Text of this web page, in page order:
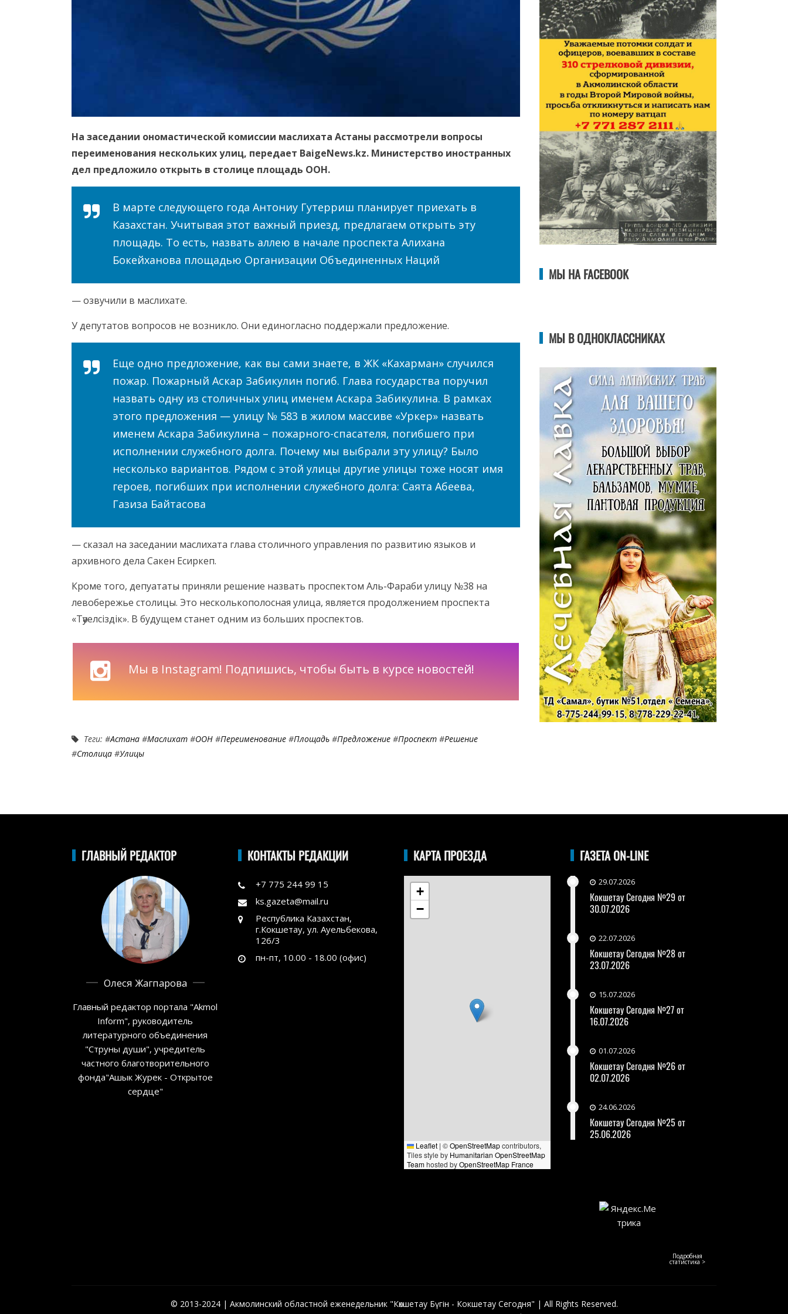
На заседании ономастической комиссии маслихата Астаны рассмотрели вопросы
переименования нескольких улиц, передает BaigeNews.kz. Министерство иностранных
дел предложило открыть в столице площадь ООН.
В марте следующего года Антониу Гутерриш планирует приехать в
Казахстан. Учитывая этот важный приезд, предлагаем открыть эту
площадь. То есть, назвать аллею в начале проспекта Алихана
Бокейханова площадью Организации Объединенных Наций
— озвучили в маслихате.
У депутатов вопросов не возникло. Они единогласно поддержали предложение.
Еще одно предложение, как вы сами знаете, в ЖК «Кахарман» случился
пожар. Пожарный Аскар Забикулин погиб. Глава государства поручил
назвать одну из столичных улиц именем Аскара Забикулина. В рамках
этого предложения — улицу № 583 в жилом массиве «Уркер» назвать
именем Аскара Забикулина – пожарного-спасателя, погибшего при
исполнении служебного долга. Почему мы выбрали эту улицу? Было
несколько вариантов. Рядом с этой улицы другие улицы тоже носят имя
героев, погибших при исполнении служебного долга: Саята Абеева,
Газиза Байтасова
— сказал на заседании маслихата глава столичного управления по развитию языков и
архивного дела Сакен Есиркеп.
Кроме того, депуататы приняли решение назвать проспектом Аль-Фараби улицу №38 на
левобережье столицы. Это несколькополосная улица, является продолжением проспекта
«Тәуелсіздік». В будущем станет одним из больших проспектов.
Мы в Instagram! Подпишись, чтобы быть в курсе новостей!
Теги: #Астана #Маслихат #ООН #Переименование #Площадь #Предложение #Проспект #Решение
#Столица #Улицы
МЫ НА FACEBOOK
МЫ В ОДНОКЛАССНИКАХ
ГЛАВНЫЙ РЕДАКТОР
Олеся Жагпарова
Главный редактор портала "Akmol
Inform", руководитель
литературного объединения
"Струны души", учредитель
частного благотворительного
фонда"Ашык Журек - Открытое
сердце"
КОНТАКТЫ РЕДАКЦИИ
+7 775 244 99 15
ks.gazeta@mail.ru
Республика Казахстан,
г.Кокшетау, ул. Ауельбекова,
126/3
пн-пт, 10.00 - 18.00 (офис)
КАРТА ПРОЕЗДА
+
−
Leaflet | ©OpenStreetMapcontributors,
Tiles style by Humanitarian OpenStreetMap
Teamhosted byOpenStreetMap France
ГАЗЕТА ON-LINE
29.07.2026
Кокшетау Сегодня №29 от
30.07.2026
22.07.2026
Кокшетау Сегодня №28 от
23.07.2026
15.07.2026
Кокшетау Сегодня №27 от
16.07.2026
01.07.2026
Кокшетау Сегодня №26 от
02.07.2026
24.06.2026
Кокшетау Сегодня №25 от
25.06.2026
Подробная
статистика >
© 2013-2024 | Акмолинский областной еженедельник "Көкшетау Бүгін - Кокшетау Сегодня" | All Rights Reserved.